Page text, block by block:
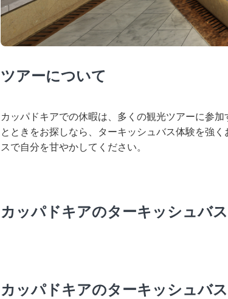
ツアーについて
カッパドキアでの休暇は、多くの観光ツアーに参
とときをお探しなら、ターキッシュバス体験を強
スで自分を甘やかしてください。
カッパドキアのターキッシュバ
カッパドキアのターキッシュバ